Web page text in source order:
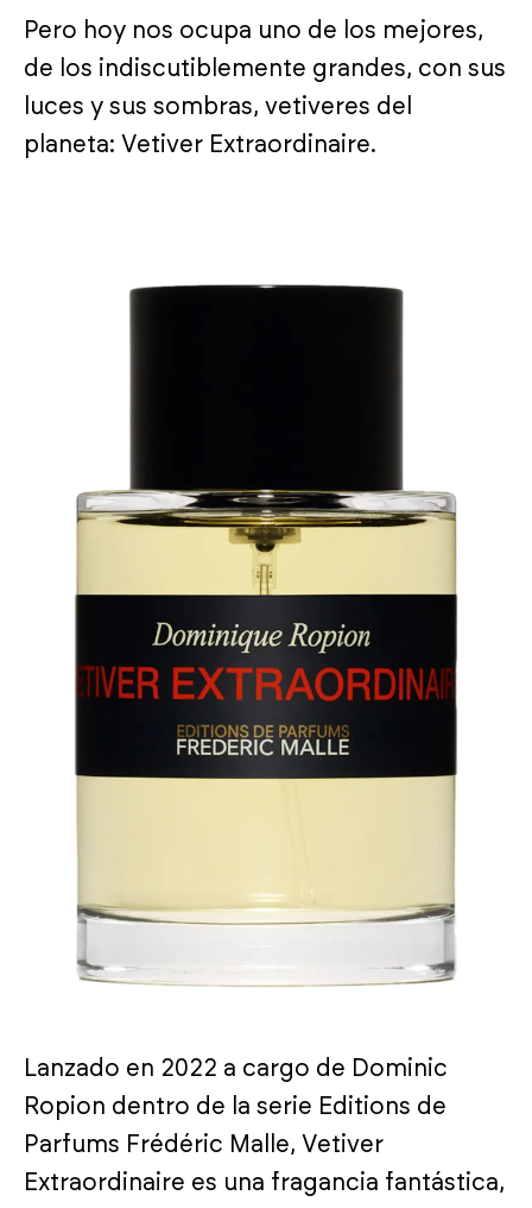
Pero hoy nos ocupa uno de los mejores,
de los indiscutiblemente grandes, con sus
luces y sus sombras, vetiveres del
planeta: Vetiver Extraordinaire.
Lanzado en 2022 a cargo de Dominic
Ropion dentro de la serie Editions de
Parfums Frédéric Malle, Vetiver
Extraordinaire es una fragancia fantástica,